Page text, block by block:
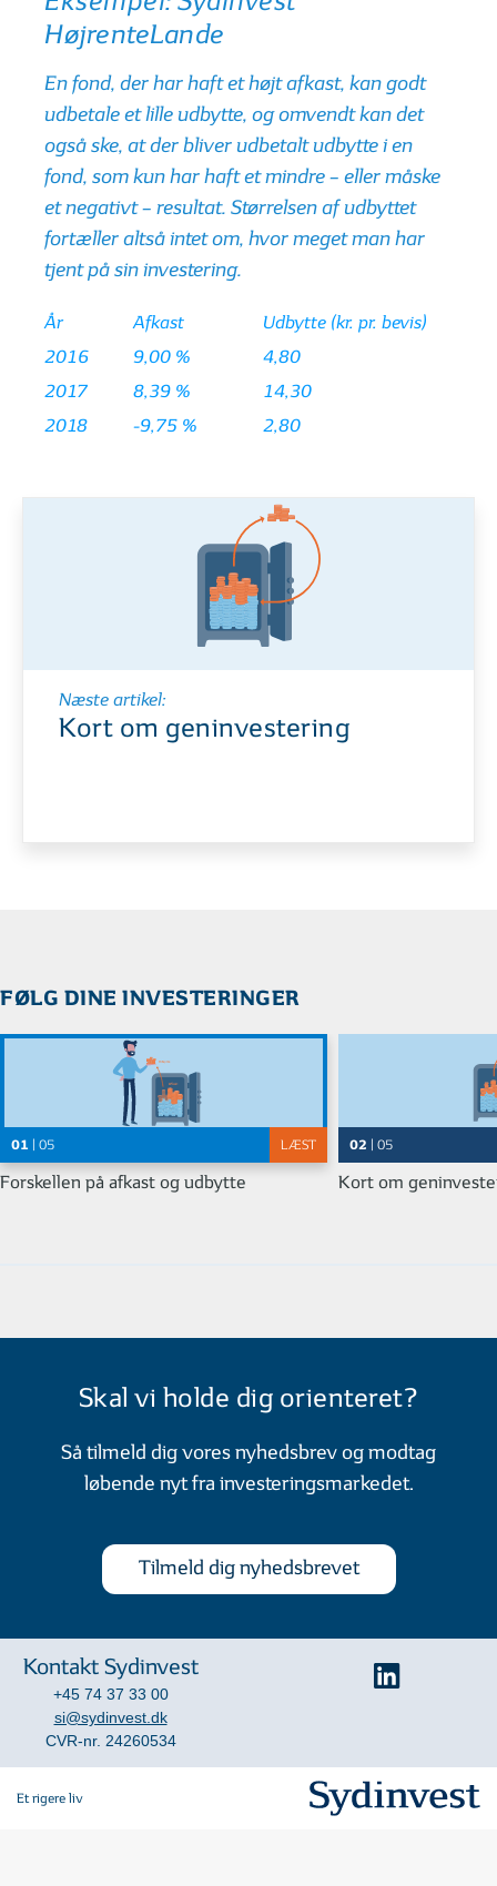
HøjrenteLande
En fond, der har haft et højt afkast, kan godt
udbetale et lille udbytte, og omvendt kan det
også ske, at der bliver udbetalt udbytte i en
fond, som kun har haft et mindre – eller måske
et negativt – resultat. Størrelsen af udbyttet
fortæller altså intet om, hvor meget man har
tjent på sin investering.
År Afkast
Udbytte (kr. pr. bevis)
2016
9,00 %
4,80
2017
8,39 %
14,30
2018
-9,75 % 2,80
Næste artikel:
Kort om geninvestering
FØLG DINE INVESTERINGER
01 | 05 LÆST
Forskellen på afkast og udbytte
02 | 05
Kort om
Skal vi holde dig orienteret?
Så tilmeld dig vores nyhedsbrev og modtag
løbende nyt fra investeringsmarkedet.
Tilmeld dig nyhedsbrevet
Kontakt Sydinvest
+45 74 37 33 00
si@sydinvest.dk
CVR-nr. 24260534
Et rigere liv